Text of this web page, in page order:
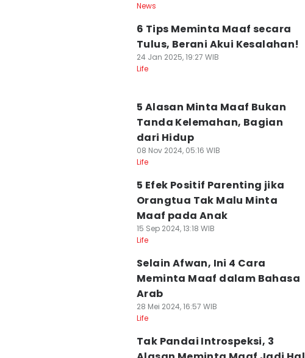
News
6 Tips Meminta Maaf secara
Tulus, Berani Akui Kesalahan!
24 Jan 2025, 19:27 WIB
Life
5 Alasan Minta Maaf Bukan
Tanda Kelemahan, Bagian
dari Hidup
08 Nov 2024, 05:16 WIB
Life
5 Efek Positif Parenting jika
Orangtua Tak Malu Minta
Maaf pada Anak
15 Sep 2024, 13:18 WIB
Life
Selain Afwan, Ini 4 Cara
Meminta Maaf dalam Bahasa
Arab
28 Mei 2024, 16:57 WIB
Life
Tak Pandai Introspeksi, 3